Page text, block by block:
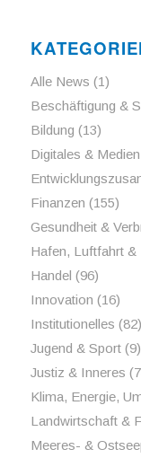
Alle News (1)
Beschäftigung &
Bildung (13)
Digitales & Medien
Finanzen (155)
Gesundheit &
Hafen, Luftfahrt &
Handel (96)
Innovation (16)
Institutionelles (82)
Jugend & Sport(9)
Justiz & Inneres
Klima, Energie,
Landwirtschaft &
Meeres- &